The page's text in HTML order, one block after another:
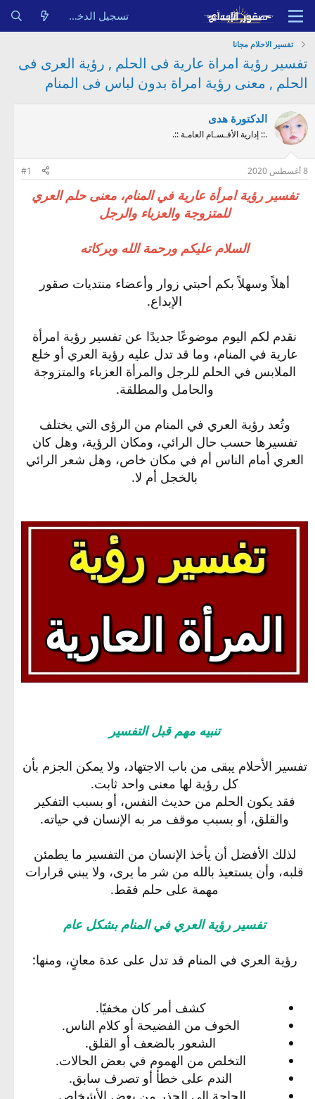
تسجيل الدخول
تفسير الاحلام مجانا
تفسير رؤية امراة عارية فى الحلم , رؤية العرى فى
الحلم , معنى رؤية امراة بدون لباس فى المنام
الدكتورة هدى
.:: إدارية الأقـسـام العامـة ::.
8 أغسطس 2020 #1
تفسير رؤية امرأة عارية في المنام، معنى حلم العري
للمتزوجة والعزباء والرجل
السلام عليكم ورحمة الله وبركاته
أهلاً وسهلاً بكم أحبتي زوار وأعضاء منتديات صقور
الإبداع.
نقدم لكم اليوم موضوعًا جديدًا عن تفسير رؤية امرأة
عارية في المنام، وما قد تدل عليه رؤية العري أو خلع
الملابس في الحلم للرجل والمرأة العزباء والمتزوجة
والحامل والمطلقة.
وتُعد رؤية العري في المنام من الرؤى التي يختلف
تفسيرها حسب حال الرائي، ومكان الرؤية، وهل كان
العري أمام الناس أم في مكان خاص، وهل شعر الرائي
بالخجل أم لا.
تنبيه مهم قبل التفسير
تفسير الأحلام يبقى من باب الاجتهاد، ولا يمكن الجزم بأن
كل رؤية لها معنى واحد ثابت.
فقد يكون الحلم من حديث النفس، أو بسبب التفكير
والقلق، أو بسبب موقف مر به الإنسان في حياته.
لذلك الأفضل أن يأخذ الإنسان من التفسير ما يطمئن
قلبه، وأن يستعيذ بالله من شر ما يرى، ولا يبني قرارات
مهمة على حلم فقط.
تفسير رؤية العري في المنام بشكل عام
رؤية العري في المنام قد تدل على عدة معانٍ، ومنها:
كشف أمر كان مخفيًا.
الخوف من الفضيحة أو كلام الناس.
الشعور بالضعف أو القلق.
التخلص من الهموم في بعض الحالات.
الندم على خطأ أو تصرف سابق.
الحاجة إلى الحذر من بعض الأشخاص.